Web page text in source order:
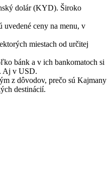
dolár (KYD). Široko
uvedené ceny na menu, v
miestach od určitej
bánk a v ich bankomatoch si
Aj v USD.
z dôvodov, prečo sú Kajmany
destinácií.